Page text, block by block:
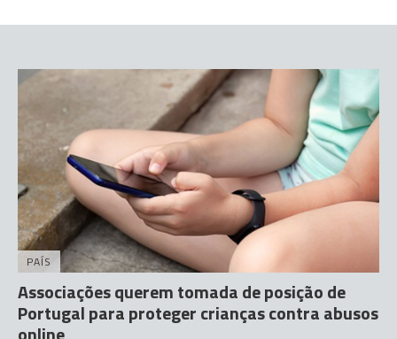
PAÍS
Associações querem tomada de posição de
Portugal para proteger crianças contra abusos